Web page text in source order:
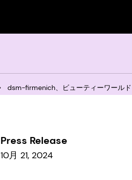
dsm-firmenich、ビューティーワール
Press Release
10月 21, 2024